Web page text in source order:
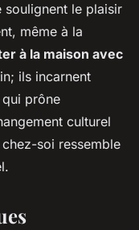
soulignent le plaisir
même à la
à la maison avec
ils incarnent
prône
culturel
soi ressemble